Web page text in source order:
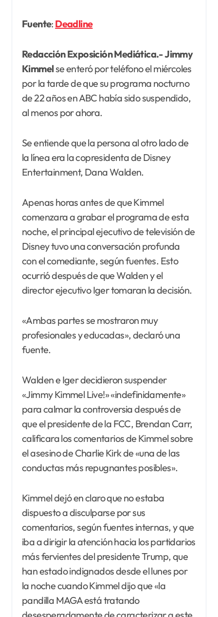
Fuente: Deadline
Redacción Exposición Mediática.-Jimmy
Kimmelse enteró por teléfono el miércoles
por la tarde de que su programa nocturno
de 22 años en ABC había sido suspendido,
al menos por ahora.
Se entiende que la persona al otro lado de
la línea era la copresidenta de Disney
Entertainment, Dana Walden.
Apenas horas antes de que Kimmel
comenzara a grabar el programa de esta
noche, el principal ejecutivo de televisión de
Disney tuvo una conversación profunda
con el comediante, según fuentes. Esto
ocurrió después de que Walden y el
director ejecutivo Iger tomaran la decisión.
«Ambas partes se mostraron muy
profesionales y educadas», declaró una
fuente.
Walden e Iger decidieron suspender
«Jimmy Kimmel Live!» «indefinidamente»
para calmar la controversia después de
que el presidente de la FCC, Brendan Carr,
calificara los comentarios de Kimmel sobre
el asesino de Charlie Kirk de «una de las
conductas más repugnantes posibles».
Kimmel dejó en claro que no estaba
dispuesto a disculparse por sus
comentarios, según fuentes internas, y que
iba a dirigir la atención hacia los partidarios
más fervientes del presidente Trump, que
han estado indignados desde el lunes por
la noche cuando Kimmel dijo que «la
pandilla MAGA está tratando